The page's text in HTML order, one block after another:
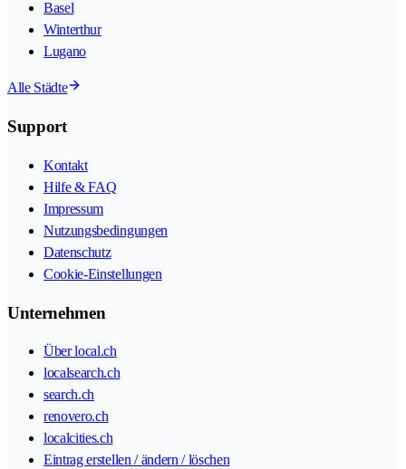
Basel
Winterthur
Lugano
Alle Städte
Support
Kontakt
Hilfe & FAQ
Impressum
Nutzungsbedingungen
Datenschutz
Cookie-Einstellungen
Unternehmen
Über local.ch
localsearch.ch
search.ch
renovero.ch
localcities.ch
Eintrag erstellen / ändern / löschen